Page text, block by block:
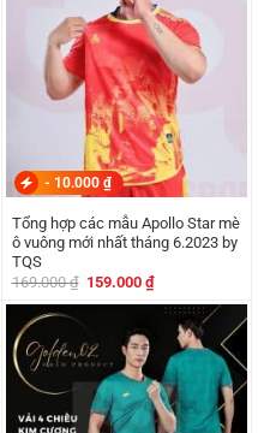
- 10.000 ₫
Tổng hợp các mẫu Apollo Star mè
ô vuông mới nhất tháng 6.2023 by
TQS
169.000₫ Giá
là:
159.000₫Giá
tại
159.000 ₫.